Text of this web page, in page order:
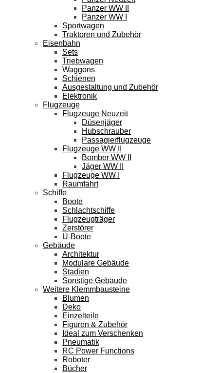
Panzer WW II
Panzer WW I
Sportwagen
Traktoren und Zubehör
Eisenbahn
Sets
Triebwagen
Waggons
Schienen
Ausgestaltung und Zubehör
Elektronik
Flugzeuge
Flugzeuge Neuzeit
Düsenjäger
Hubschrauber
Passagierflugzeuge
Flugzeuge WW II
Bomber WW II
Jäger WW II
Flugzeuge WW I
Raumfahrt
Schiffe
Boote
Schlachtschiffe
Flugzeugträger
Zerstörer
U-Boote
Gebäude
Architektur
Modulare Gebäude
Stadien
Sonstige Gebäude
Weitere Klemmbausteine
Blumen
Deko
Einzelteile
Figuren & Zubehör
Ideal zum Verschenken
Pneumatik
RC Power Functions
Roboter
Bücher